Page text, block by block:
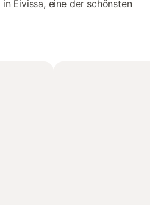
in Eivissa, eine der schönsten